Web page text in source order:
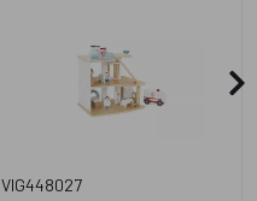
VIG448027